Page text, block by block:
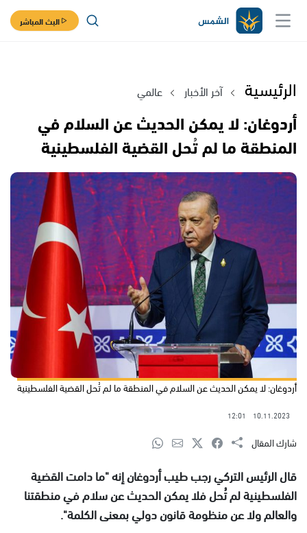
البث المباشر
الرئيسية آخر الأخبار عالمي
أردوغان: لا يمكن الحديث عن السلام في
المنطقة ما لم تُحل القضية الفلسطينية
أردوغان: لا يمكن الحديث عن السلام في المنطقة ما لم تُحل القضية الفلسطينية
10.11.2023
12:01
شارك المقال
قال الرئيس التركي رجب طيب أردوغان إنه "ما دامت القضية
الفلسطينية لم تُحل فلا يمكن الحديث عن سلام في منطقتنا
والعالم ولا عن منظومة قانون دولي بمعنى الكلمة".